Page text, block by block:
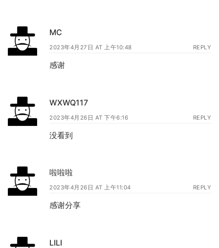
MC
2023年4月27日 AT 上午10:48 REPLY
感谢
WXWQ117
2023年4月26日 AT 下午6:16 REPLY
没看到
啦啦啦
2023年4月26日 AT 上午11:04 REPLY
感谢分享
LILI